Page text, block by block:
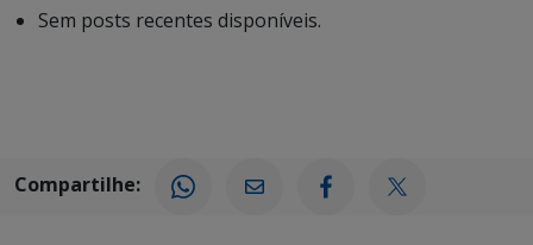
Sem posts recentes disponíveis.
Compartilhe: